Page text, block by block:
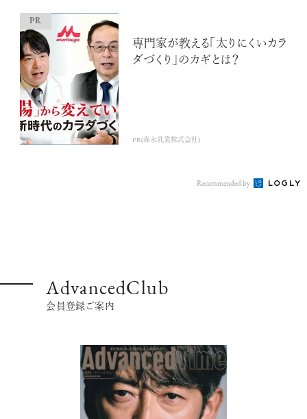
専門家が教える「太りにくいカラ
ダづくり」のカギとは？
PR(森永乳業株式会社)
Recommended by
AdvancedClub
会員登録ご案内